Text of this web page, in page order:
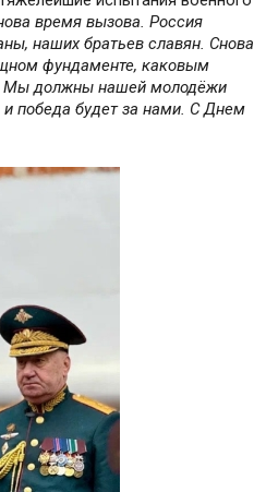
время вызова. Россия
наших братьев славян. Снова
фундаменте, каковым
Мы должны нашей молодёжи
и победа будет за нами. С Днем